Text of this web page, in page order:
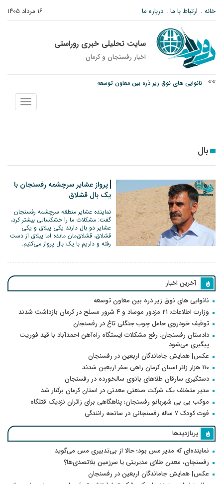
۱۶ مرداد ۱۴۰۵ خانه ارتباط با ما درباره ما
سایت تحلیلی خبری روراستی
اخبار رفسنجان و كرمان
نانوایی های نوق زیر ذره بین معاون توسعه
نمایش
منو
بال
پرواز عشایر سرچشمه رفسنجان با
یک بال قشلاق
نماینده عشایر منطقه سرچشمه رفسنجان
گفت: مشکلات ما را خشکسالی بیشتر کرد،
عشایر دو بال دارند یکی ییلاق و یکی
قشلاق، قشلاق‌مان مانده اما ییلاق از دست
رفته و داریم با یک بال پرواز می‌کنیم.
آخرین اخبار
نانوایی های نوق زیر ذره بین معاون توسعه
وزارت اطلاعات: ۲۱ مزدور موساد و ۴ شرور مسلح در کرمان بازداشت شدند
توقیف خودروی حامل چوب جنگلی تاغ در رفسنجان
دادستان رفسنجان: رفع مشکلات ایستگاه راه‌آهن احمدآباد با قید فوریت
پیگیری می‌شود
عکس| همایش جاماندگان اربعین در رفسنجان
۱۱۰ هزار زائر استان کرمان راهی سفر اربعین شدند
دستگیری سارقان طلاهای بانوی سالخورده در رفسنجان
مدیر متخلف یک شرکت صنعتی معدنی در استان کرمان برکنار شد
موکب بی بی شهربانو رفسنجان؛ پناهگاهی برای زائران نزدیک قتلگاه
فوت کودک ۷ ساله رفسنجانی در سانحه رانندگی
پربازدیدها
نماینده‌ای که مدیر مس بود؛ حالا از بی‌تدبیری مس می‌گوید
رفسنجان، معدن طلای مدیریتی یا سرزمین بلاتصدی‌ها؟
عکس| همایش جاماندگان اربعین در رفسنجان